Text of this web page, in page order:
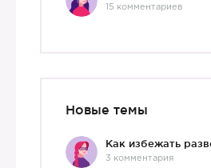
15 комментариев
Новые темы
Как избежать
3 комментария